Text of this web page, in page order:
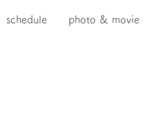
schedule photo & movie